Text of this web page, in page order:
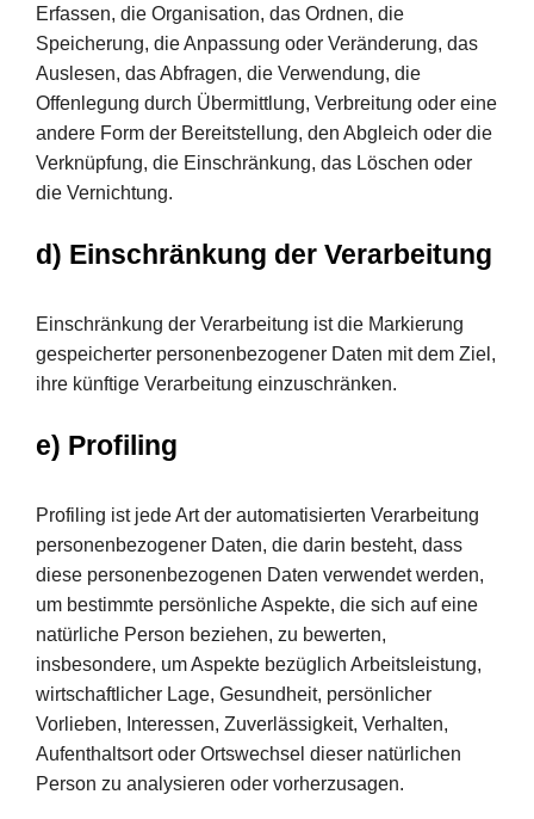
Erfassen, die Organisation, das Ordnen, die
Speicherung, die Anpassung oder Veränderung, das
Auslesen, das Abfragen, die Verwendung, die
Offenlegung durch Übermittlung, Verbreitung oder eine
andere Form der Bereitstellung, den Abgleich oder die
Verknüpfung, die Einschränkung, das Löschen oder
die Vernichtung.
d) Einschränkung der Verarbeitung
Einschränkung der Verarbeitung ist die Markierung
gespeicherter personenbezogener Daten mit dem Ziel,
ihre künftige Verarbeitung einzuschränken.
e) Profiling
Profiling ist jede Art der automatisierten Verarbeitung
personenbezogener Daten, die darin besteht, dass
diese personenbezogenen Daten verwendet werden,
um bestimmte persönliche Aspekte, die sich auf eine
natürliche Person beziehen, zu bewerten,
insbesondere, um Aspekte bezüglich Arbeitsleistung,
wirtschaftlicher Lage, Gesundheit, persönlicher
Vorlieben, Interessen, Zuverlässigkeit, Verhalten,
Aufenthaltsort oder Ortswechsel dieser natürlichen
Person zu analysieren oder vorherzusagen.